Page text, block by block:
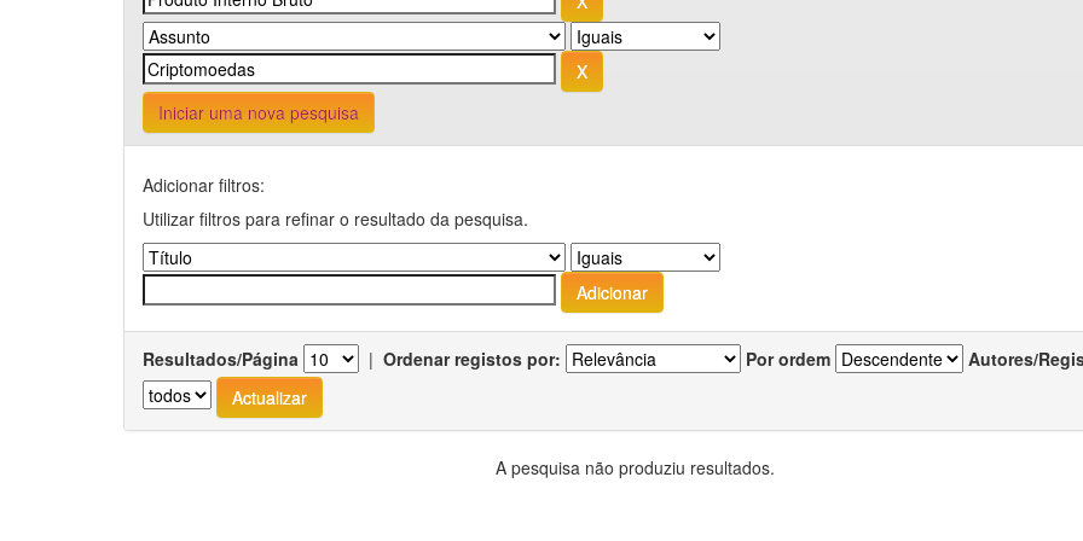
Iniciar uma nova pesquisa
Adicionar filtros:
Utilizar filtros para refinar o resultado da pesquisa.
Resultados/Página | Ordenar registos por: Por ordem Autores/
A pesquisa não produziu resultados.